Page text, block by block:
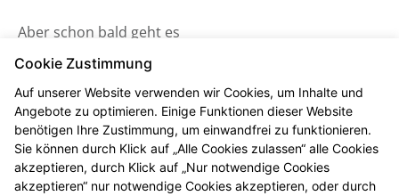
Aber schon bald geht es
wieder los! Schauen Sie
gerne ab dem 02. Juni
2026 vorbei und
entdecken Sie neue
Aktionsprodukte und
das nächste
Gewinnspiel.
Cookie Zustimmung
Auf unserer Website verwenden wir Cookies, um Inhalte und
Angebote zu optimieren. Einige Funktionen dieser Website
benötigen Ihre Zustimmung, um einwandfrei zu funktionieren.
Sie können durch Klick auf „Alle Cookies zulassen“ alle Cookies
akzeptieren, durch Klick auf „Nur notwendige Cookies
akzeptieren“ nur notwendige Cookies akzeptieren, oder durch